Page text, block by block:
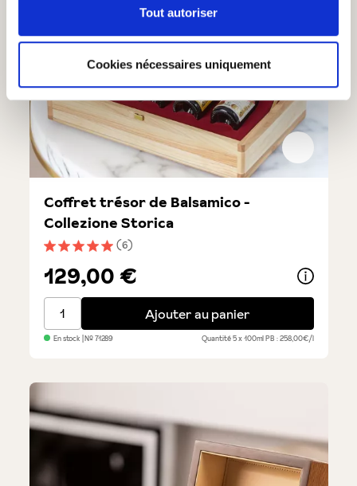
Tout autoriser
Cookies nécessaires uniquement
Note moyenne de 5 sur 5 étoiles
(6)
Coffret trésor de Balsamico -
Collezione Storica
129,00 €
Coffret trésor de Balsamico - Collezione Storica
Ajouter au panier
En stock | №71289 Quantité5 x 100mlPB : 258,00€/l